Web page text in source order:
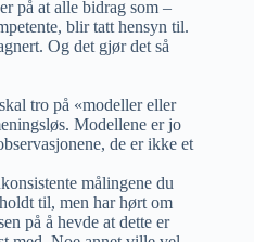
på at alle bidrag som –
blir tatt hensyn til.
Og det gjør det så
tro på «modeller eller
Modellene er jo
de er ikke et
målingene du
til, men har hørt om
på å hevde at dette er